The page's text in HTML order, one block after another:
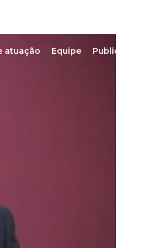
atuação Equipe Publicações